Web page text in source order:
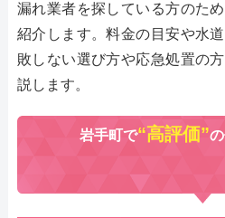
漏れ業者を探している方のた
紹介します。料金の目安や水
敗しない選び方や応急処置の
説します。
岩手町で“高評価”